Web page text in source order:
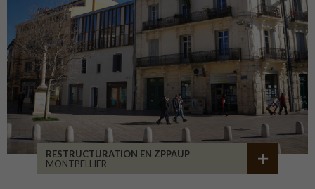
RESTRUCTURATION EN ZPPAUP
MONTPELLIER